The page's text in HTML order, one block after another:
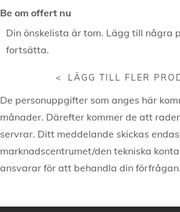
Be om offert nu
Wishlist
Din önskelista är tom. Lägg till några
fortsätta.
LÄGG TILL FLER
De personuppgifter som anges här
månader. Därefter kommer de att
servrar. Ditt meddelande skickas
marknadscentrumet/den tekniska
ansvarar för att behandla din förfrågan.